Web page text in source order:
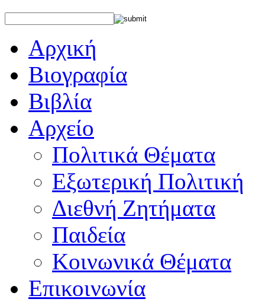
Αρχική
Βιογραφία
Βιβλία
Αρχείο
Πολιτικά Θέματα
Εξωτερική Πολιτική
Διεθνή Ζητήματα
Παιδεία
Κοινωνικά Θέματα
Επικοινωνία